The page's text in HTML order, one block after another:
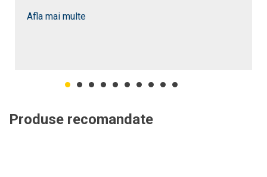
Afla mai multe
Produse recomandate